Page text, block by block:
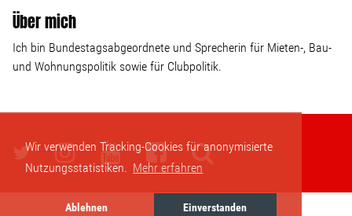
Wir verwenden Tracking-Cookies für anonymisierte
Nutzungsstatistiken. Mehr erfahren
Ablehnen Einverstanden
Über mich
Ich bin Bundestagsabgeordnete und Sprecherin für Mieten-, Bau-
und Wohnungspolitik sowie für Clubpolitik.